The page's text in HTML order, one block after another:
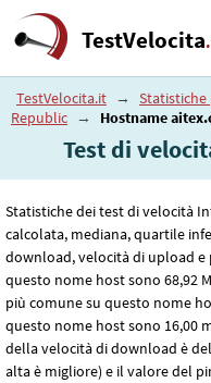
TestVelocita
TestVelocita.it →
Republic → Hostname
Test di
Statistiche dei test di velocità
calcolata, mediana, quartile
download, velocità di upload e
questo nome host sono 68,92
più comune su questo nome
questo nome host sono 16,00
della velocità di download è
alta è migliore) e il valore del